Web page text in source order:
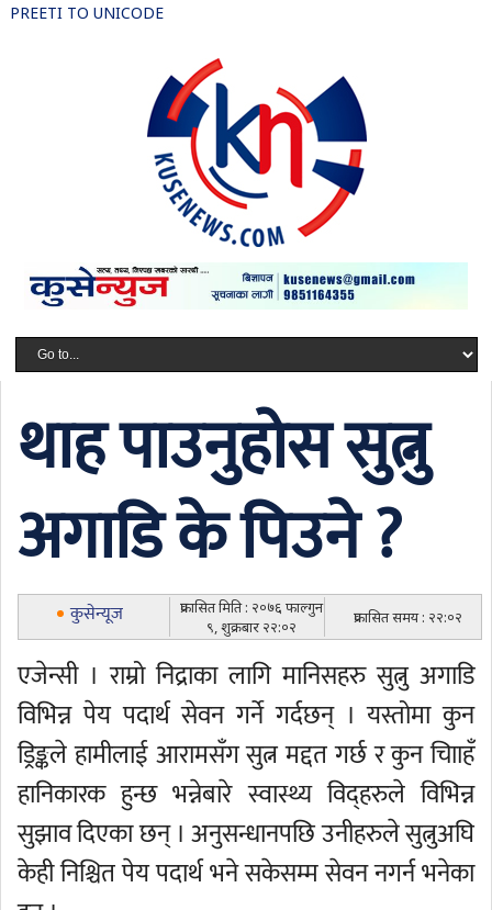
PREETI TO UNICODE
थाह पाउनुहोस सुत्नु
अगाडि के पिउने ?
कुसेन्यूज
प्रकासित मिति : २०७६ फाल्गुन
९, शुक्रबार २२:०२
प्रकासित समय : २२:०२
एजेन्सी । राम्रो निद्राका लागि मानिसहरु सुत्नु अगाडि
विभिन्न पेय पदार्थ सेवन गर्ने गर्दछन् । यस्तोमा कुन
ड्रिङ्कले हामीलाई आरामसँग सुत्न मद्दत गर्छ र कुन चाािहँ
हानिकारक हुन्छ भन्नेबारे स्वास्थ्य विद्हरुले विभिन्न
सुझाव दिएका छन् । अनुसन्धानपछि उनीहरुले सुत्नुअघि
केही निश्चित पेय पदार्थ भने सकेसम्म सेवन नगर्न भनेका